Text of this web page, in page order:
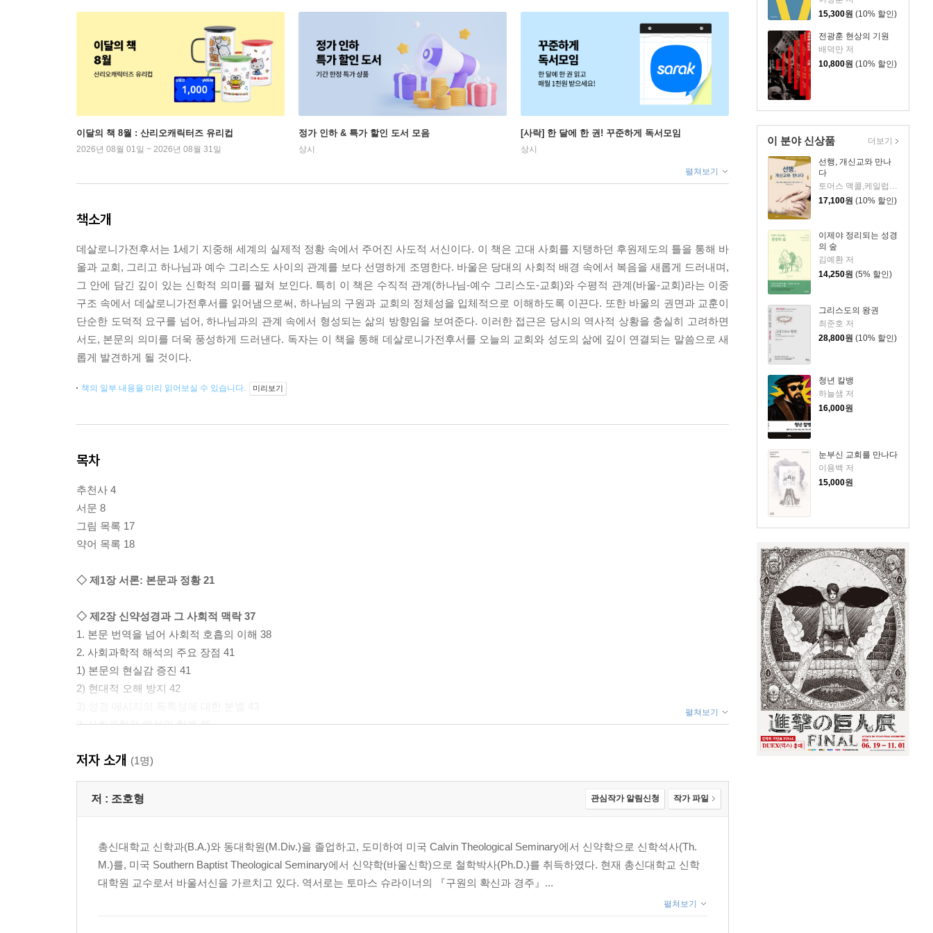
15,300원 (10% 할인)
전광훈 현상의 기원
배덕만 저
10,800원 (10% 할인)
이 분야 신상품
선행, 개신교와 만나
다
17,100원 (10% 할인)
이제야 정리되는 성경
의 숲
김예환 저
14,250원 (5% 할인)
그리스도의 왕권
최준호 저
28,800원 (10% 할인)
청년 칼뱅
하늘샘 저
16,000원
눈부신 교회를 만나다
이용백 저
15,000원
더보기
이달의 책 8월 : 산리오캐릭터즈 유리컵
2026년 08월 01일 ~ 2026년 08월 31일
정가 인하 & 특가 할인 도서 모음
상시
[사락] 한 달에 한 권! 꾸준하게 독서모임
상시
펼쳐보기
책소개
데살로니가전후서는 1세기 지중해 세계의 실제적 정황 속에서 주어진 사도적 서신이다. 이 책은 고대 사회를 지탱하던 후원제도의 틀을 통해 바
울과 교회, 그리고 하나님과 예수 그리스도 사이의 관계를 보다 선명하게 조명한다. 바울은 당대의 사회적 배경 속에서 복음을 새롭게 드러내며,
그 안에 담긴 깊이 있는 신학적 의미를 펼쳐 보인다. 특히 이 책은 수직적 관계(하나님-예수 그리스도-교회)와 수평적 관계(바울-교회)라는 이중
구조 속에서 데살로니가전후서를 읽어냄으로써, 하나님의 구원과 교회의 정체성을 입체적으로 이해하도록 이끈다. 또한 바울의 권면과 교훈이
단순한 도덕적 요구를 넘어, 하나님과의 관계 속에서 형성되는 삶의 방향임을 보여준다. 이러한 접근은 당시의 역사적 상황을 충실히 고려하면
서도, 본문의 의미를 더욱 풍성하게 드러낸다. 독자는 이 책을 통해 데살로니가전후서를 오늘의 교회와 성도의 삶에 깊이 연결되는 말씀으로 새
롭게 발견하게 될 것이다.
책의 일부 내용을 미리 읽어보실 수 있습니다. 미리보기
목차
추천사 4
서문 8
그림 목록 17
약어 목록 18
◇ 제1장 서론: 본문과 정황 21
◇ 제2장 신약성경과 그 사회적 맥락 37
1. 본문 번역을 넘어 사회적 호흡의 이해 38
2. 사회과학적 해석의 주요 장점 41
1) 본문의 현실감 증진 41
2) 현대적 오해 방지 42
3. 사회과학적 해석의 한계 45
2) 구속사적 메시지의 축소 위험 46
3) 사회과학적 모델의 강요 46
4. 후원제도와 신약성경 47
3) 해석학적 렌즈로서 후원제도 49
◇ 제3장 고대 후원제도와 세네카의 『De Beneficiis』 51
펼쳐보기
저자 소개 (1명)
저 : 조호형 관심작가 알림신청 작가 파일
총신대학교 신학과(B.A.)와 동대학원(M.Div.)을 졸업하고, 도미하여 미국 Calvin Theological Seminary에서 신약학으로 신학석사(Th.
M.)를, 미국 Southern Baptist Theological Seminary에서 신약학(바울신학)으로 철학박사(Ph.D.)를 취득하였다. 현재 총신대학교 신학
대학원 교수로서 바울서신을 가르치고 있다. 역서로는 토마스 슈라이너의 『구원의 확신과 경주』...
펼쳐보기